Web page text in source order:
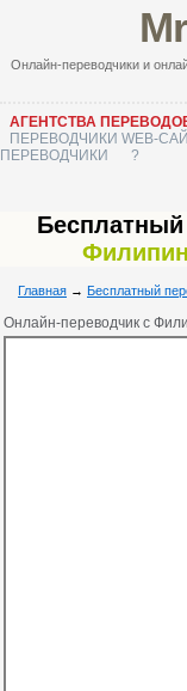
Онлайн-переводчики и
АГЕНТСТВА
ПЕРЕВОДЧИКИ WEB-
ПЕРЕВОДЧИКИ
?
Бесплатный
Главная → Бесплатный
Онлайн-переводчик с